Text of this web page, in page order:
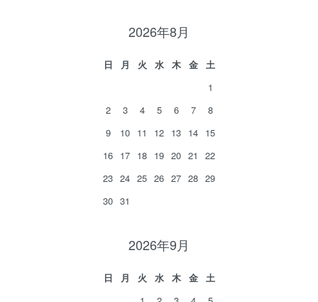
2026年8月
日 月 火 水 木 金
土
1
2
3 4 5 6 7
8
9
10 11 12 13 14 15
16 17 18 19 20 21
22
23 24 25 26 27 28 29
30 31
2026年9月
日 月 火 水 木 金
土